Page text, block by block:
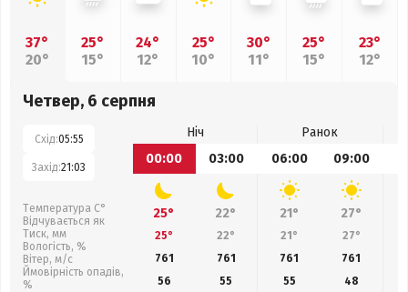
37°
20°
25°
15°
24°
12°
25°
10°
30°
11°
25°
15°
23°
12°
Четвер, 6 серпня
Схід:05:55
Захід:21:03
Температура С°
Відчувається як
Тиск, мм
Вологість, %
Вітер, м/с
Ймовірність опадів,
%
Ніч
Ранок
00:00
03:00 06:00 09:00
25° 22° 21° 27°
25° 22° 21° 27°
761
761 761 761
56
55 55 48